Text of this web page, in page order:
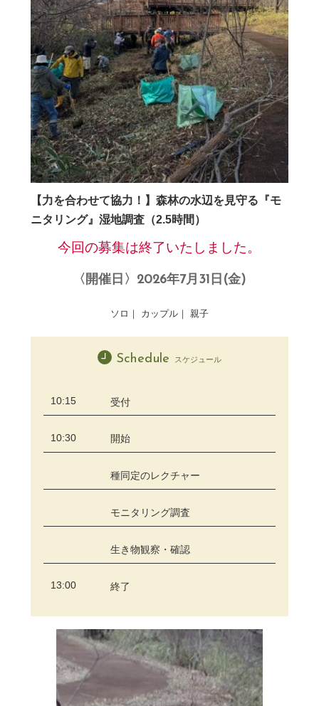
【力を合わせて協力！】森林の水辺を見守る『モ
ニタリング』湿地調査（2.5時間）
今回の募集は終了いたしました。
〈開催日〉2026年7月31日(金)
ソロ｜ カップル｜ 親子
Schedule スケジュール
10:15 受付
10:30 開始
種同定のレクチャー
モニタリング調査
生き物観察・確認
13:00 終了